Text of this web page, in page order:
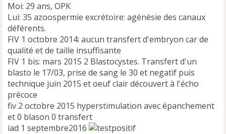
Moi: 29 ans, OPK
Lui: 35 azoospermie excrétoire: agénésie des canaux
déférents.
FIV 1 octobre 2014: aucun transfert d'embryon car de
qualité et de taille insuffisante
FIV 1 bis: mars 2015 2 Blastocystes. Transfert d'un
blasto le 17/03, prise de sang le 30 et negatif puis
technique juin 2015 et oeuf clair découvert à l'écho
précoce
fiv 2 octobre 2015 hyperstimulation avec épanchement
et 0 blason 0 transfert
iad 1 septembre2016